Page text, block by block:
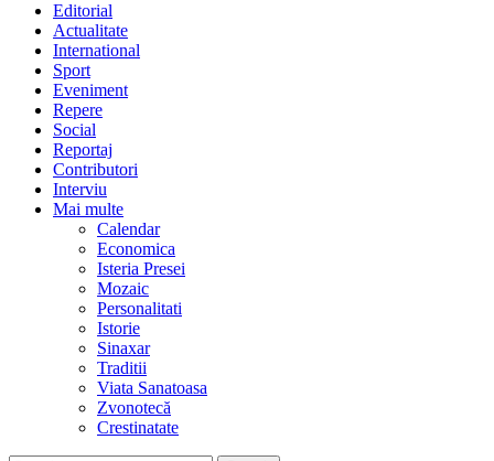
Editorial
Actualitate
International
Sport
Eveniment
Repere
Social
Reportaj
Contributori
Interviu
Mai multe
Calendar
Economica
Isteria Presei
Mozaic
Personalitati
Istorie
Sinaxar
Traditii
Viata Sanatoasa
Zvonotecă
Crestinatate